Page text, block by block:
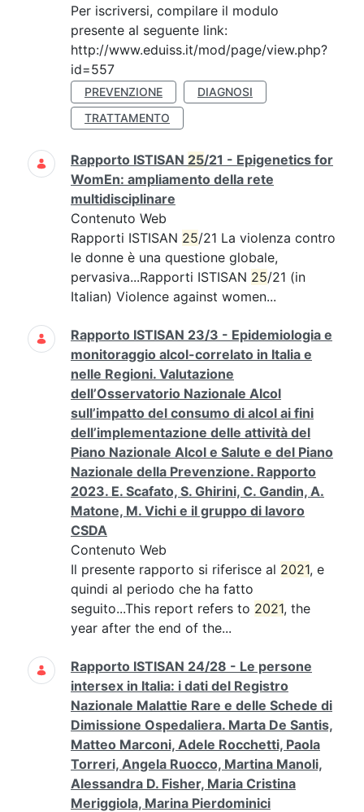
Per iscriversi, compilare il modulo
presente al seguente link:
http://www.eduiss.it/mod/page/view.php?
id=557
PREVENZIONE
DIAGNOSI
TRATTAMENTO
Rapporto ISTISAN 25/21 - Epigenetics for
WomEn: ampliamento della rete
multidisciplinare
Contenuto Web
Rapporti ISTISAN 25/21 La violenza contro
le donne è una questione globale,
pervasiva...Rapporti ISTISAN 25/21 (in
Italian) Violence against women...
Rapporto ISTISAN 23/3 - Epidemiologia e
monitoraggio alcol-correlato in Italia e
nelle Regioni. Valutazione
dell’Osservatorio Nazionale Alcol
sull’impatto del consumo di alcol ai fini
dell’implementazione delle attività del
Piano Nazionale Alcol e Salute e del Piano
Nazionale della Prevenzione. Rapporto
2023. E. Scafato, S. Ghirini, C. Gandin, A.
Matone, M. Vichi e il gruppo di lavoro
CSDA
Contenuto Web
Il presente rapporto si riferisce al 2021, e
quindi al periodo che ha fatto
seguito...This report refers to 2021, the
year after the end of the...
Rapporto ISTISAN 24/28 - Le persone
intersex in Italia: i dati del Registro
Nazionale Malattie Rare e delle Schede di
Dimissione Ospedaliera. Marta De Santis,
Matteo Marconi, Adele Rocchetti, Paola
Torreri, Angela Ruocco, Martina Manoli,
Alessandra D. Fisher, Maria Cristina
Meriggiola, Marina Pierdominici